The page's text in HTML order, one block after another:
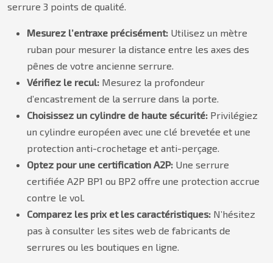
serrure 3 points de qualité.
Mesurez l’entraxe précisément: Utilisez un mètre
ruban pour mesurer la distance entre les axes des
pênes de votre ancienne serrure.
Vérifiez le recul: Mesurez la profondeur
d’encastrement de la serrure dans la porte.
Choisissez un cylindre de haute sécurité: Privilégiez
un cylindre européen avec une clé brevetée et une
protection anti-crochetage et anti-perçage.
Optez pour une certification A2P: Une serrure
certifiée A2P BP1 ou BP2 offre une protection accrue
contre le vol.
Comparez les prix et les caractéristiques: N’hésitez
pas à consulter les sites web de fabricants de
serrures ou les boutiques en ligne.